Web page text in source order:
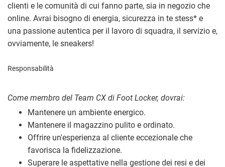
clienti e le comunità di cui fanno parte, sia in negozio che
online. Avrai bisogno di energia, sicurezza in te stess* e
una passione autentica per il lavoro di squadra, il servizio e,
ovviamente, le sneakers!
Responsabilità
Come membro del Team CX di Foot Locker, dovrai:
Mantenere un ambiente energico.
Mantenere il magazzino pulito e ordinato.
Offrire un'esperienza al cliente eccezionale che
favorisca la fidelizzazione.
Superare le aspettative nella gestione dei resi e dei